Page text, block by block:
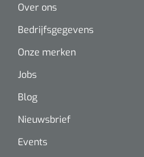
Over ons
Bedrijfsgegevens
Onze merken
Jobs
Blog
Nieuwsbrief
Events